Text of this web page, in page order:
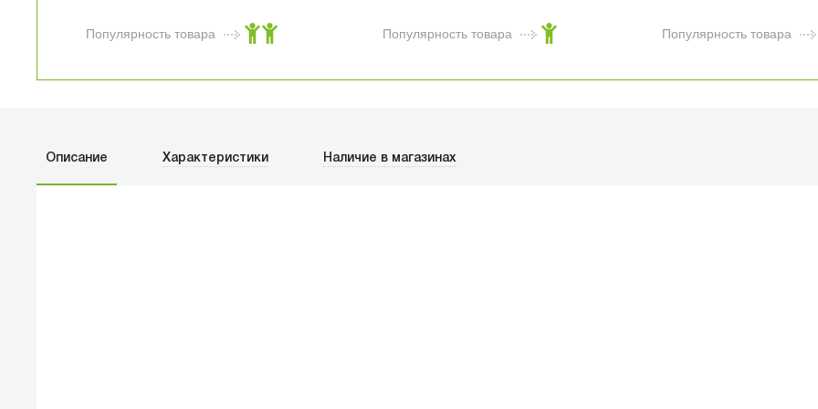
Популярность товара Популярность товара Популярность товара
Описание Характеристики Наличие в магазинах